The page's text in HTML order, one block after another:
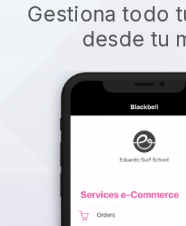
Gestiona todo
desde tu